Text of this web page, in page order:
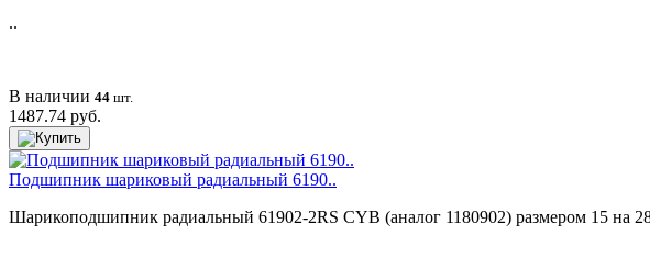
..
В наличии 44 шт.
1487.74 руб.
Подшипник шариковый радиальный 6190..
Шарикоподшипник радиальный 61902-2RS CYB (аналог 1180902) размером 15 на